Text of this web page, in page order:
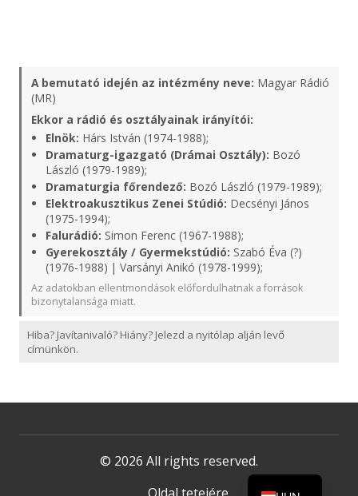
A bemutató idején az intézmény neve: Magyar Rádió
(MR)
Ekkor a rádió és osztályainak irányítói:
Elnök: Hárs István (1974-1988);
Dramaturg-igazgató (Drámai Osztály): Bozó
László (1979-1989);
Dramaturgia főrendező: Bozó László (1979-1989);
Elektroakusztikus Zenei Stúdió: Decsényi János
(1975-1994);
Falurádió: Simon Ferenc (1967-1988);
Gyerekosztály / Gyermekstúdió: Szabó Éva (?)
(1976-1988) | Varsányi Anikó (1978-1999);
Az adatokban ellentmondások előfordulhatnak a források
bizonytalansága miatt.
Hiba? Javítanivaló? Hiány? Jelezd a nyitólap alján levő
címünkön.
© 2026 All rights reserved.